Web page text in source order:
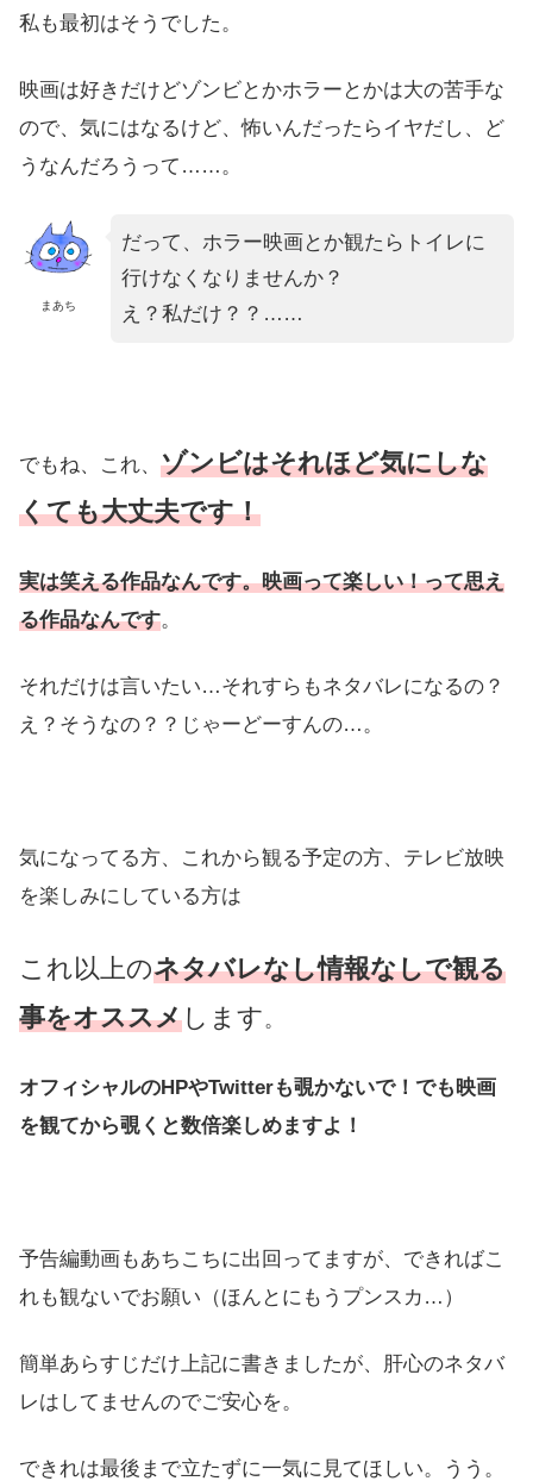
私も最初はそうでした。
映画は好きだけどゾンビとかホラーとかは大の苦手な
ので、気にはなるけど、怖いんだったらイヤだし、ど
うなんだろうって……。
まあち
だって、ホラー映画とか観たらトイレに
行けなくなりませんか？
え？私だけ？？……
でもね、これ、 ゾンビはそれほど気にしな
くても大丈夫です！
実は笑える作品なんです。映画って楽しい！って思え
る作品なんです。
それだけは言いたい…それすらもネタバレになるの？
え？そうなの？？じゃーどーすんの…。
気になってる方、これから観る予定の方、テレビ放映
を楽しみにしている方は
これ以上のネタバレなし情報なしで観る
事をオススメします 。
オフィシャルのHPやTwitterも覗かないで！でも映画
を観てから覗くと数倍楽しめますよ！
予告編動画もあちこちに出回ってますが、できればこ
れも観ないでお願い（ほんとにもうプンスカ…）
簡単あらすじだけ上記に書きましたが、肝心のネタバ
レはしてませんのでご安心を。
できれは最後まで立たずに一気に見てほしい。うう。